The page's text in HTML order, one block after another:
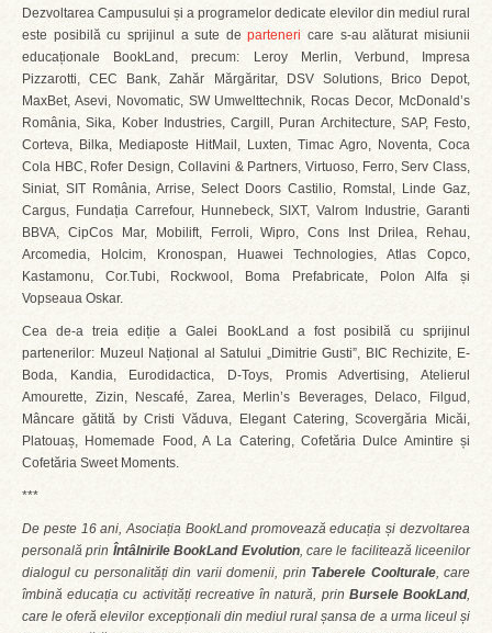
Dezvoltarea Campusului și a programelor dedicate elevilor din mediul rural
este posibilă cu sprijinul a sute departeneri care s-au alăturat misiunii
educaționale BookLand, precum: Leroy Merlin, Verbund, Impresa
Pizzarotti, CEC Bank, Zahăr Mărgăritar, DSV Solutions, Brico Depot,
MaxBet, Asevi, Novomatic, SW Umwelttechnik, Rocas Decor, McDonald’s
România, Sika, Kober Industries, Cargill, Puran Architecture, SAP, Festo,
Corteva, Bilka, Mediaposte HitMail, Luxten, Timac Agro, Noventa, Coca
Cola HBC, Rofer Design, Collavini & Partners, Virtuoso, Ferro, Serv Class,
Siniat, SIT România, Arrise, Select Doors Castilio, Romstal, Linde Gaz,
Cargus, Fundația Carrefour, Hunnebeck, SIXT, Valrom Industrie, Garanti
BBVA, CipCos Mar, Mobilift, Ferroli, Wipro, Cons Inst Drilea, Rehau,
Arcomedia, Holcim, Kronospan, Huawei Technologies, Atlas Copco,
Kastamonu, Cor.Tubi, Rockwool, Boma Prefabricate, Polon Alfa și
Vopseaua Oskar.
Cea de-a treia ediție a Galei BookLand a fost posibilă cu sprijinul
partenerilor: Muzeul Național al Satului „Dimitrie Gusti”, BIC Rechizite, E-
Boda, Kandia, Eurodidactica, D-Toys, Promis Advertising, Atelierul
Amourette, Zizin, Nescafé, Zarea, Merlin’s Beverages, Delaco, Filgud,
Mâncare gătită by Cristi Văduva, Elegant Catering, Scovergăria Micăi,
Platouaș, Homemade Food, A La Catering, Cofetăria Dulce Amintire și
Cofetăria Sweet Moments.
***
De peste 16 ani, Asociația BookLand promovează educația și dezvoltarea
personală prin Întâlnirile BookLand Evolution, care le facilitează liceenilor
dialogul cu personalități din varii domenii, prin Taberele Coolturale, care
îmbină educația cu activități recreative în natură, prin Bursele BookLand,
care le oferă elevilor excepționali din mediul rural șansa de a urma liceul și